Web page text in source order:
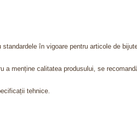
în vigoare pentru articole de
a menține calitatea produsului, se
tehnice.